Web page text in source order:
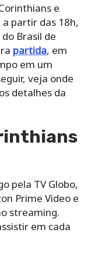
e
partir das 18h,
Brasil de
partida, em
em um
veja onde
detalhes da
pela TV Globo,
Prime Video e
streaming.
em cada